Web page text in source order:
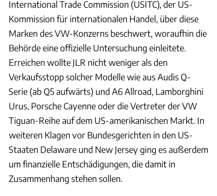
International Trade Commission (USITC), der US-
Kommission für internationalen Handel, über diese
Marken des VW-Konzerns beschwert, woraufhin die
Behörde eine offizielle Untersuchung einleitete.
Erreichen wollte JLR nicht weniger als den
Verkaufsstopp solcher Modelle wie aus Audis Q-
Serie (ab Q5 aufwärts) und A6 Allroad, Lamborghini
Urus, Porsche Cayenne oder die Vertreter der VW
Tiguan-Reihe auf dem US-amerikanischen Markt. In
weiteren Klagen vor Bundesgerichten in den US-
Staaten Delaware und New Jersey ging es außerdem
um finanzielle Entschädigungen, die damit in
Zusammenhang stehen sollen.